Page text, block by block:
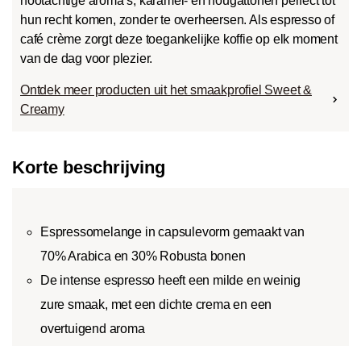
hun recht komen, zonder te overheersen. Als espresso of
café crème zorgt deze toegankelijke koffie op elk moment
van de dag voor plezier.
Ontdek meer producten uit het smaakprofiel Sweet &
Creamy
Korte beschrijving
Espressomelange in capsulevorm gemaakt van
70% Arabica en 30% Robusta bonen
De intense espresso heeft een milde en weinig
zure smaak, met een dichte crema en een
overtuigend aroma